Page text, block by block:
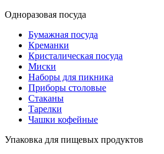
Одноразовая посуда
Бумажная посуда
Креманки
Кристалическая посуда
Миски
Наборы для пикника
Приборы столовые
Стаканы
Тарелки
Чашки кофейные
Упаковка для пищевых продуктов